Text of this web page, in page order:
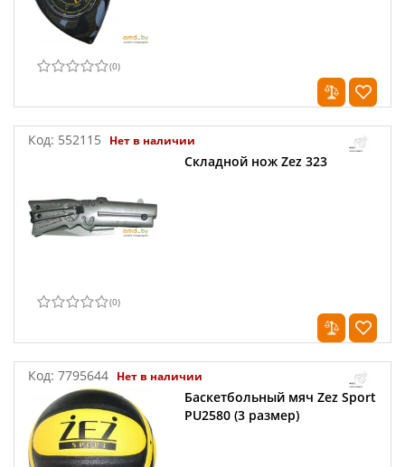
(0)
Код: 552115 Нет в наличии
Складной нож Zez 323
(0)
Код: 7795644 Нет в наличии
Баскетбольный мяч Zez Sport
PU2580 (3 размер)